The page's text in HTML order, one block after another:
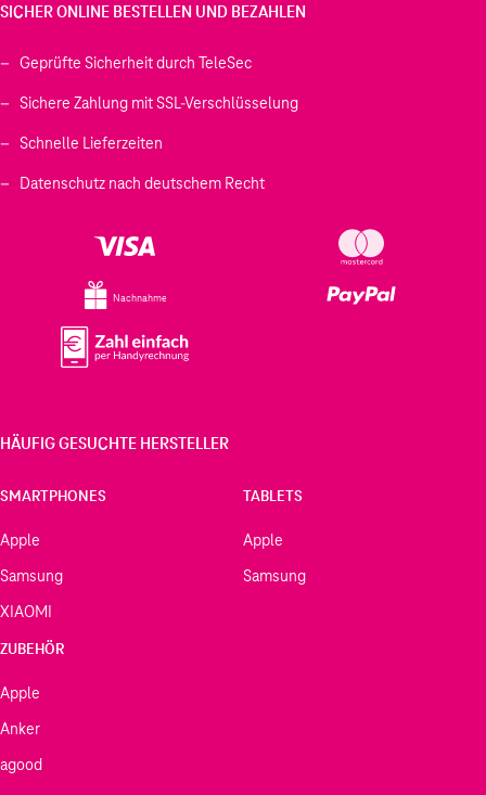
SICHER ONLINE BESTELLEN UND BEZAHLEN
Geprüfte Sicherheit durch TeleSec
Sichere Zahlung mit SSL-Verschlüsselung
Schnelle Lieferzeiten
Datenschutz nach deutschem Recht
Nachnahme
HÄUFIG GESUCHTE HERSTELLER
SMARTPHONES
Apple
Samsung
XIAOMI
TABLETS
Apple
Samsung
ZUBEHÖR
Apple
Anker
agood